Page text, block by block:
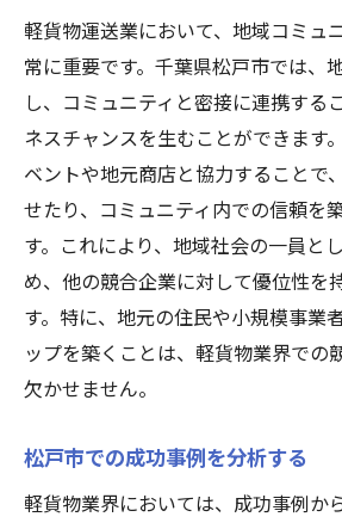
軽貨物運送業において、地域コミュ
常に重要です。千葉県松戸市では、
し、コミュニティと密接に連携する
ネスチャンスを生むことができます
ベントや地元商店と協力することで
せたり、コミュニティ内での信頼を
す。これにより、地域社会の一員と
め、他の競合企業に対して優位性を
す。特に、地元の住民や小規模事業
ップを築くことは、軽貨物業界での
欠かせません。
松戸市での成功事例を分析する
軽貨物業界においては、成功事例か